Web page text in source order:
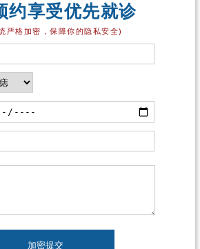
约享受优先就诊
严格加密，保障你的隐私安全)
加密提交